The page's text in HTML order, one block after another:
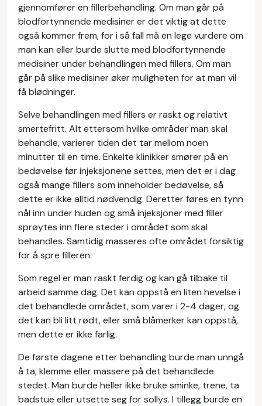
gjennomfører en fillerbehandling. Om man går på
blodfortynnende medisiner er det viktig at dette
også kommer frem, for i så fall må en lege vurdere om
man kan eller burde slutte med blodfortynnende
medisiner under behandlingen med fillers. Om man
går på slike medisiner øker muligheten for at man vil
få blødninger.
Selve behandlingen med fillers er raskt og relativt
smertefritt. Alt ettersom hvilke områder man skal
behandle, varierer tiden det tar mellom noen
minutter til en time. Enkelte klinikker smører på en
bedøvelse før injeksjonene settes, men det er i dag
også mange fillers som inneholder bedøvelse, så
dette er ikke alltid nødvendig. Deretter føres en tynn
nål inn under huden og små injeksjoner med filler
sprøytes inn flere steder i området som skal
behandles. Samtidig masseres ofte området forsiktig
for å spre filleren.
Som regel er man raskt ferdig og kan gå tilbake til
arbeid samme dag. Det kan oppstå en liten hevelse i
det behandlede området, som varer i 2-4 dager, og
det kan bli litt rødt, eller små blåmerker kan oppstå,
men dette er ikke farlig.
De første dagene etter behandling burde man unngå
å ta, klemme eller massere på det behandlede
stedet. Man burde heller ikke bruke sminke, trene, ta
badstue eller utsette seg for sollys. I tillegg burde en